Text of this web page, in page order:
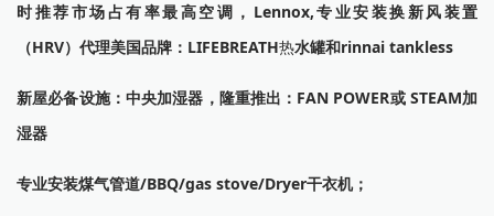
时推荐市场占有率最高空调，Lennox,专业安装换新风装置
（HRV）代理美国品牌：LIFEBREATH热水罐和rinnai tankless
新屋必备设施：中央加湿器，隆重推出：FAN POWER或 STEAM加
湿器
专业安装煤气管道/BBQ/gas stove/Dryer干衣机；